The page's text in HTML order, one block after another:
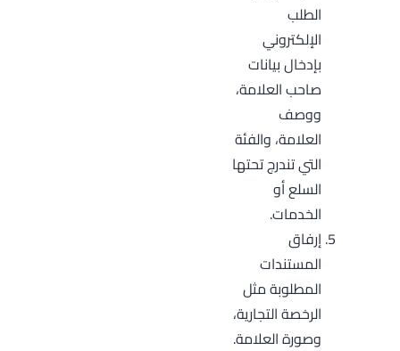
الطلب
الإلكتروني
بإدخال بيانات
صاحب العلامة،
ووصف
العلامة، والفئة
التي تندرج تحتها
السلع أو
الخدمات.
إرفاق
المستندات
المطلوبة مثل
الرخصة التجارية،
وصورة العلامة.